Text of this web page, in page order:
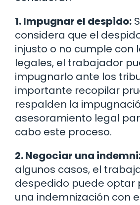
1. Impugnar el despido:
considera que el
injusto o no cumple con
legales, el trabajador
impugnarlo ante los
importante recopilar
respalden la
asesoramiento legal
cabo este proceso.
2. Negociar una
algunos casos, el
despedido puede optar
una indemnización con